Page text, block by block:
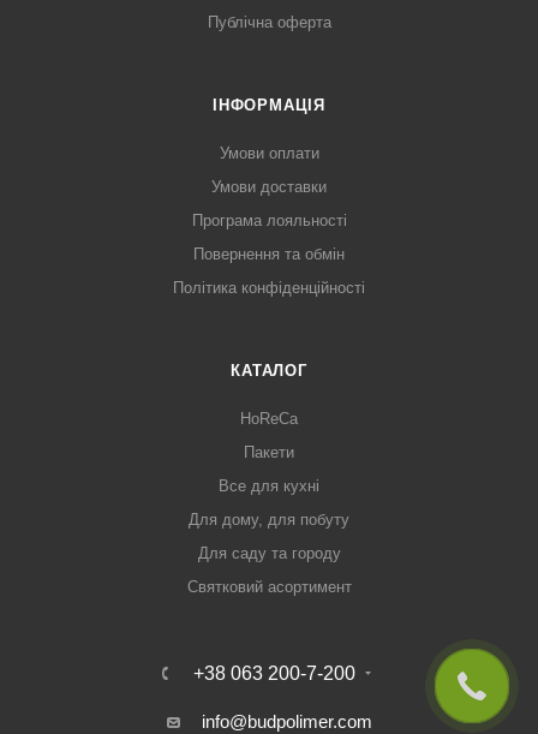
Публічна оферта
ІНФОРМАЦІЯ
Умови оплати
Умови доставки
Програма лояльності
Повернення та обмін
Політика конфіденційності
КАТАЛОГ
HoReCa
Пакети
Все для кухні
Для дому, для побуту
Для саду та городу
Святковий асортимент
+38 063 200-7-200
info@budpolimer.com